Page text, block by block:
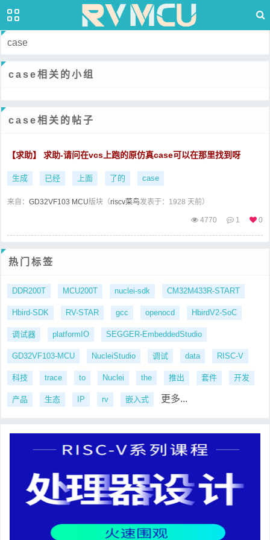
case
case相关的小组
case相关的帖子
【求助】 求助-请问在vcs上跑的原仿真case可以在那里找到呀
生成 已经 上面 了的 case
来自： GD32VF103 MCU版块（riscv菜鸟发表于：1928 天前）
4770 1 0
热门标签
DDR200T MCU200T nuclei-sdk CM32M433R-START
Hbird-SDK RV-STAR gcc openocd HbirdV2-SoC
调试器 platformIO SEGGER-EmbeddedStudio
GD32VF103-MCU NucleiStudio 调试 data RISC-V
科技 trace to Nuclei the 推出 套件 开发
产品 生态 IP rv 嵌入式 更多...